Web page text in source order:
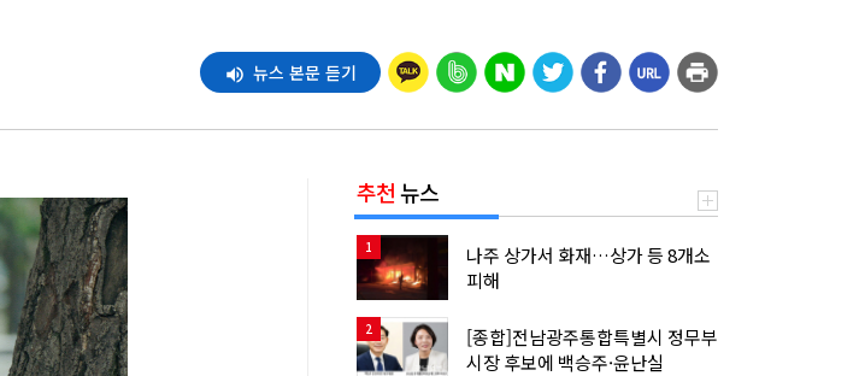
뉴스 본문 듣기
추천뉴스
1
나주 상가서 화재…상가 등 8개소
피해
2
[종합]전남광주통합특별시 정무부
시장 후보에 백승주·윤난실